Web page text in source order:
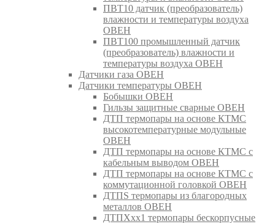
ПВТ10 датчик (преобразователь)
влажности и температуры воздуха
ОВЕН
ПВТ100 промышленный датчик
(преобразователь) влажности и
температуры воздуха ОВЕН
Датчики газа ОВЕН
Датчики температуры ОВЕН
Бобышки ОВЕН
Гильзы защитные сварные ОВЕН
ДТП термопары на основе КТМС
высокотемпературные модульные
ОВЕН
ДТП термопары на основе КТМС с
кабельным выводом ОВЕН
ДТП термопары на основе КТМС с
коммутационной головкой ОВЕН
ДТПS термопары из благородных
металлов ОВЕН
ДТПХхх1 термопары бескорпусные